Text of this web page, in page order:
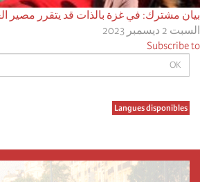
OK
Langues disponibles
بيان مشترك: في غزة بالذات قد يتقرر مصير
السبت 2 ديسمبر 2023
Subscribe to